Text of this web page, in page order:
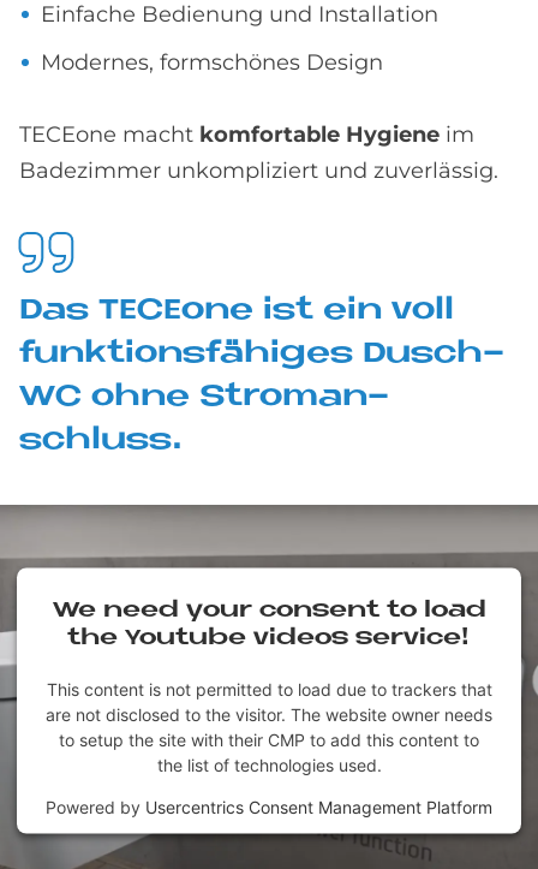
Einfache Bedienung und Installation
Modernes, formschönes Design
TECEone macht komfortable Hygiene im
Badezimmer unkompliziert und zuverlässig.
Das TE­CE­o­ne ist ein voll
funk­ti­ons­fä­hi­ges Dusch-
WC ohne Strom­an­
schluss.
We need your con­sent to load
the You­tube vi­de­os ser­vice!
This content is not permitted to load due to trackers that
are not disclosed to the visitor. The website owner needs
to setup the site with their CMP to add this content to
the list of technologies used.
Powered by Usercentrics Consent Management Platform